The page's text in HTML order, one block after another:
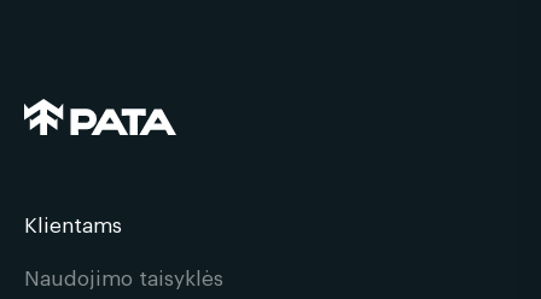
Klientams
Naudojimo taisyklės